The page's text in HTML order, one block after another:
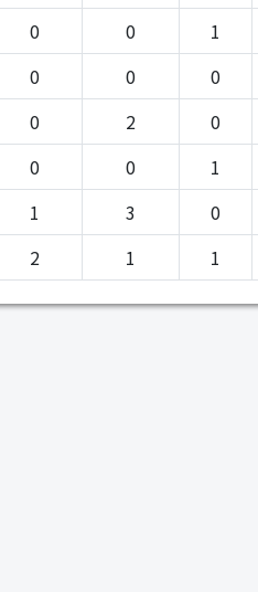
0 0 1
0 0 0
0 2 0
0 0 1
1 3 0
2 1 1